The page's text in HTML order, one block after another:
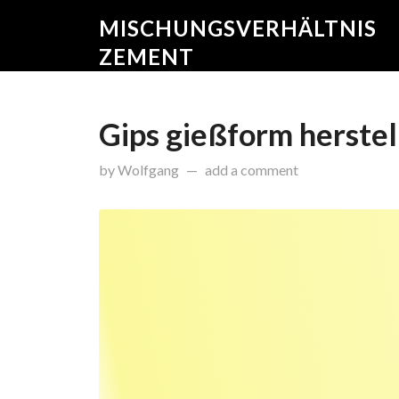
MISCHUNGSVERHÄLTNIS
ZEMENT
Gips gießform
byWolfgang onSeptember 22, 2015
add a comment